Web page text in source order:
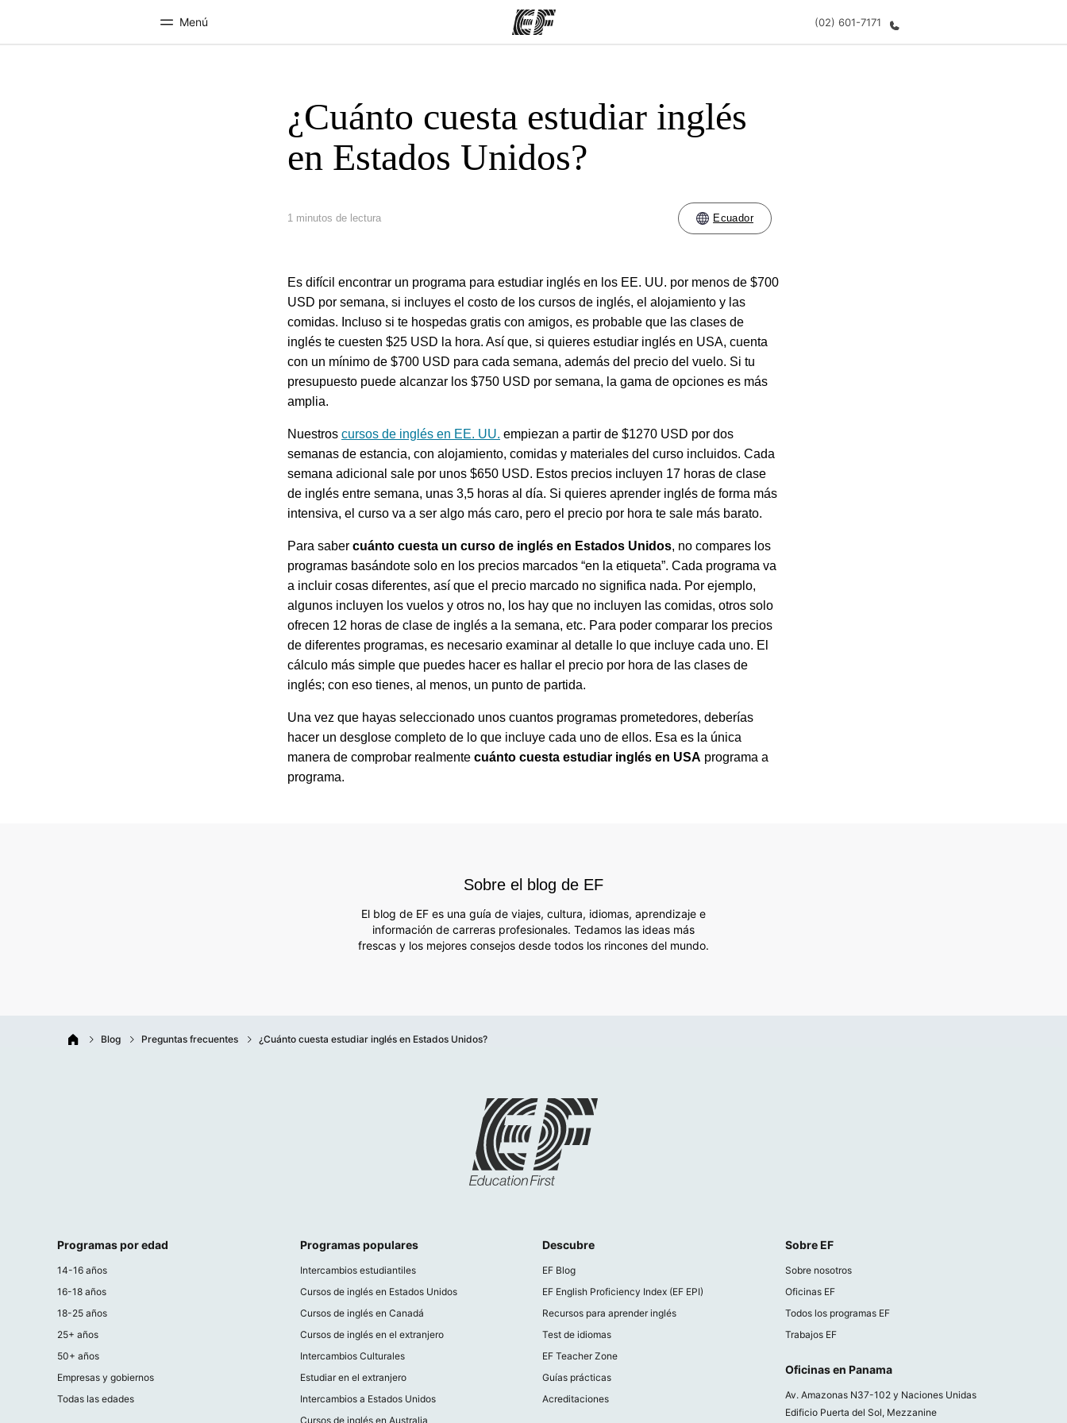
Menú (02) 601-7171
Programas
Ver todo lo que hacemos
Oficinas
Encuentra una oficina
Sobre nosotros
Quiénes somos
¿Cuánto cuesta estudiar inglés
en Estados Unidos?
1 minutos de lectura Ecuador
Es difícil encontrar un programa para estudiar inglés en los EE. UU. por menos de $700
USD por semana, si incluyes el costo de los cursos de inglés, el alojamiento y las
comidas. Incluso si te hospedas gratis con amigos, es probable que las clases de
inglés te cuesten $25 USD la hora. Así que, si quieres estudiar inglés en USA, cuenta
con un mínimo de $700 USD para cada semana, además del precio del vuelo. Si tu
presupuesto puede alcanzar los $750 USD por semana, la gama de opciones es más
amplia.
Nuestros cursos de inglés en EE. UU. empiezan a partir de $1270 USD por dos
semanas de estancia, con alojamiento, comidas y materiales del curso incluidos. Cada
semana adicional sale por unos $650 USD. Estos precios incluyen 17 horas de clase
de inglés entre semana, unas 3,5 horas al día. Si quieres aprender inglés de forma más
intensiva, el curso va a ser algo más caro, pero el precio por hora te sale más barato.
Para saber cuánto cuesta un curso de inglés en Estados Unidos, no compares los
programas basándote solo en los precios marcados “en la etiqueta”. Cada programa va
a incluir cosas diferentes, así que el precio marcado no significa nada. Por ejemplo,
algunos incluyen los vuelos y otros no, los hay que no incluyen las comidas, otros solo
ofrecen 12 horas de clase de inglés a la semana, etc. Para poder comparar los precios
de diferentes programas, es necesario examinar al detalle lo que incluye cada uno. El
cálculo más simple que puedes hacer es hallar el precio por hora de las clases de
inglés; con eso tienes, al menos, un punto de partida.
Una vez que hayas seleccionado unos cuantos programas prometedores, deberías
hacer un desglose completo de lo que incluye cada uno de ellos. Esa es la única
manera de comprobar realmente cuánto cuesta estudiar inglés en USA programa a
programa.
Sobre el blog de EF
El blog de EF es una guía de viajes, cultura, idiomas, aprendizaje e
información de carreras profesionales. Tedamos las ideas más
frescas y los mejores consejos desde todos los rincones del mundo.
Blog Preguntas frecuentes ¿Cuánto cuesta estudiar inglés en Estados Unidos?
Programas por edad
14-16 años
16-18 años
18-25 años
25+ años
50+ años
Empresas y gobiernos
Todas las edades
Programas populares
Intercambios estudiantiles
Cursos de inglés en Estados Unidos
Cursos de inglés en Canadá
Cursos de inglés en el extranjero
Intercambios Culturales
Estudiar en el extranjero
Intercambios a Estados Unidos
Cursos de inglés en Australia
Descubre
EF Blog
EF English Proficiency Index (EF EPI)
Recursos para aprender inglés
Test de idiomas
EF Teacher Zone
Guías prácticas
Acreditaciones
Sobre EF
Sobre nosotros
Oficinas EF
Todos los programas EF
Trabajos EF
Oficinas en Panama
Av. Amazonas N37-102 y Naciones Unidas
Edificio Puerta del Sol, Mezzanine